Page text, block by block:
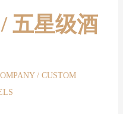
五星级酒
/ CUSTOM